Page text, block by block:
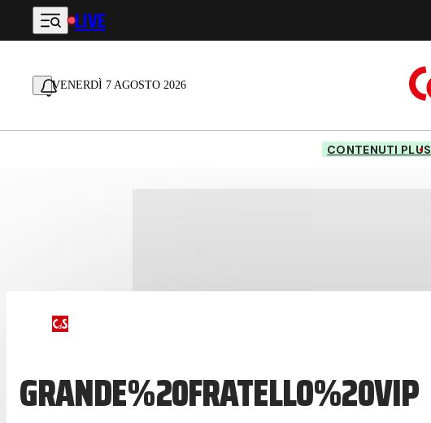
Vai al contenuto principale
LIVE
VENERDÌ 7 AGOSTO 2026
CONTENUTI PLUS
GRANDE%20FRATELLO%20VIP